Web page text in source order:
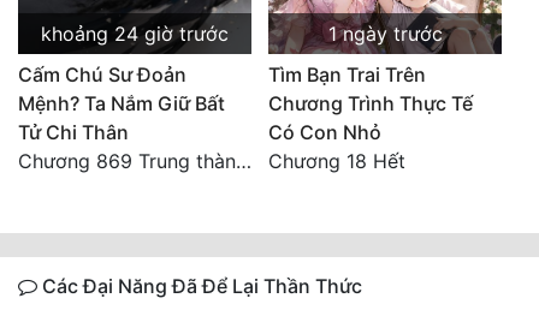
khoảng 24 giờ trước
Cấm Chú Sư Đoản
Mệnh? Ta Nắm Giữ Bất
Tử Chi Thân
Chương 869 Trung thành tuyệt đối
1 ngày trước
Tìm Bạn Trai Trên
Chương Trình Thực Tế
Có Con Nhỏ
Chương 18 Hết
Các Đại Năng Đã Để Lại Thần Thức